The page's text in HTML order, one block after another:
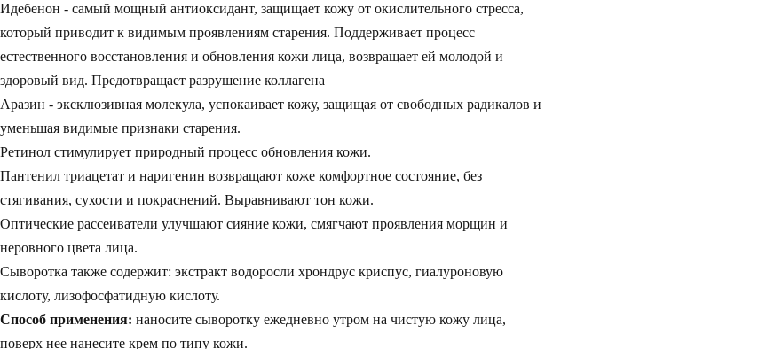
Идебенон - самый мощный антиоксидант, защищает кожу от окислительного стресса,
который приводит к видимым проявлениям старения. Поддерживает процесс
естественного восстановления и обновления кожи лица, возвращает ей молодой и
здоровый вид. Предотвращает разрушение коллагена
Аразин - эксклюзивная молекула, успокаивает кожу, защищая от свободных радикалов и
уменьшая видимые признаки старения.
Ретинол стимулирует природный процесс обновления кожи.
Пантенил триацетат и наригенин возвращают коже комфортное состояние, без
стягивания, сухости и покраснений. Выравнивают тон кожи.
Оптические рассеиватели улучшают сияние кожи, смягчают проявления морщин и
неровного цвета лица.
Сыворотка также содержит: экстракт водоросли хрондрус криспус, гиалуроновую
кислоту, лизофосфатидную кислоту.
Способ применения: наносите сыворотку ежедневно утром на чистую кожу лица,
поверх нее нанесите крем по типу кожи.